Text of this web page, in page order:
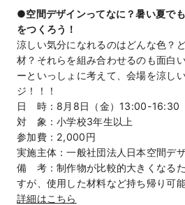
●空間デザインってなに？暑い夏で
をつくろう！
涼しい気分になれるのはどんな色？
材？それらを組み合わせるのも面白
ーといっしょに考えて、会場を涼し
ジ！！！
日 時：8月8日（金）13:00-16:30
対 象：小学校3年生以上
参加費：2,000円
実施主体：一般社団法人日本空間デ
備 考：制作物が比較的大きくなる
すが、使用した材料など持ち帰り可
詳細はこちら